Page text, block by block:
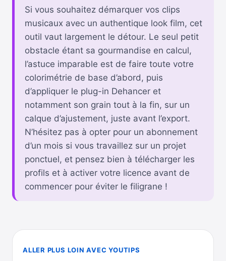
Si vous souhaitez démarquer vos clips
musicaux avec un authentique look film, cet
outil vaut largement le détour. Le seul petit
obstacle étant sa gourmandise en calcul,
l’astuce imparable est de faire toute votre
colorimétrie de base d’abord, puis
d’appliquer le plug-in Dehancer et
notamment son grain tout à la fin, sur un
calque d’ajustement, juste avant l’export.
N’hésitez pas à opter pour un abonnement
d’un mois si vous travaillez sur un projet
ponctuel, et pensez bien à télécharger les
profils et à activer votre licence avant de
commencer pour éviter le filigrane !
ALLER PLUS LOIN AVEC YOUTIPS